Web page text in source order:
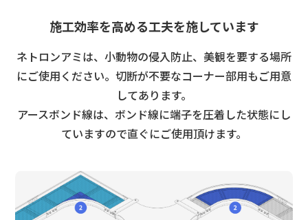
施工効率を高める工夫を施しています
ネトロンアミは、小動物の侵入防止、美観を要する場所
にご使用ください。切断が不要なコーナー部用もご用意
してあります。
アースボンド線は、ボンド線に端子を圧着した状態にし
ていますので直ぐにご使用頂けます。